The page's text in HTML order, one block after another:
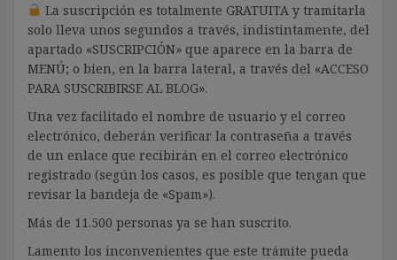
La suscripción es totalmente GRATUITA y tramitarla
solo lleva unos segundos a través, indistintamente, del
apartado «SUSCRIPCIÓN» que aparece en la barra de
MENÚ; o bien, en la barra lateral, a través del «ACCESO
PARA SUSCRIBIRSE AL BLOG».
Una vez facilitado el nombre de usuario y el correo
electrónico, deberán verificar la contraseña a través
de un enlace que recibirán en el correo electrónico
registrado (según los casos, es posible que tengan que
revisar la bandeja de «Spam»).
Más de 11.500 personas ya se han suscrito.
Lamento los inconvenientes que este trámite pueda